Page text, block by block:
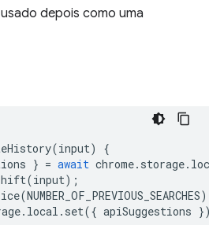
depois como uma
(input)
{
} = await chrome. storage.
(input);
(NUMBER_OF_PREVIOUS_SEARCHES
. local . set({ apiSuggestions